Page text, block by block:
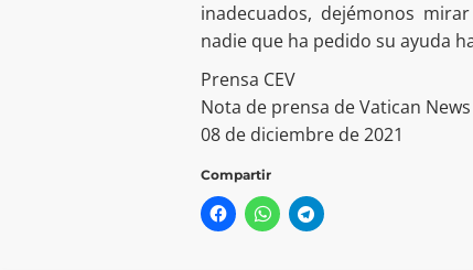
inadecuados, dejémonos
nadie que ha pedido su ayuda
Prensa CEV
Nota de prensa de Vatican News
08 de diciembre de 2021
Compartir